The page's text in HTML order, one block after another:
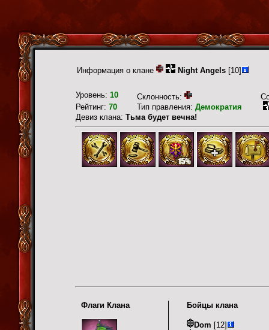
Информация о клане Night Angels [10]
Уровень: 10 Склонность:
Рейтинг: 70 Тип правления: Демократия
Девиз клана: Тьма будет вечна!
Флаги Клана Бойцы клана
Dom [12]